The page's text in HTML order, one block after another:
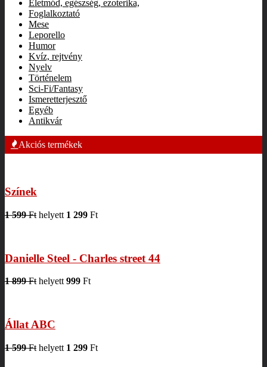
Életmód, egészség, ezoterika,
Foglalkoztató
Mese
Leporello
Humor
Kvíz, rejtvény
Nyelv
Történelem
Sci-Fi/Fantasy
Ismeretterjesztő
Egyéb
Antikvár
Akciós termékek
Színek
1 599 Ft helyett 1 299 Ft
Danielle Steel - Charles street 44
1 899 Ft helyett 999 Ft
Állat ABC
1 599 Ft helyett 1 299 Ft